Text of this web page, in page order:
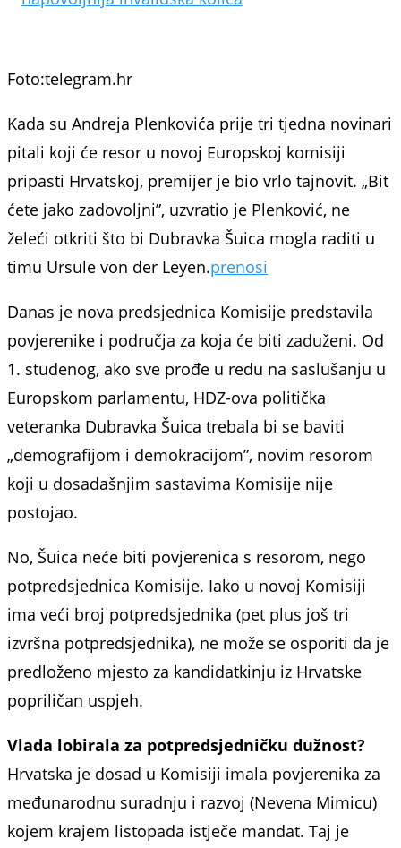
Foto:telegram.hr
Kada su Andreja Plenkovića prije tri tjedna novinari
pitali koji će resor u novoj Europskoj komisiji
pripasti Hrvatskoj, premijer je bio vrlo tajnovit. „Bit
ćete jako zadovoljni”, uzvratio je Plenković, ne
želeći otkriti što bi Dubravka Šuica mogla raditi u
timu Ursule von der Leyen.prenosi
Danas je nova predsjednica Komisije predstavila
povjerenike i područja za koja će biti zaduženi. Od
1. studenog, ako sve prođe u redu na saslušanju u
Europskom parlamentu, HDZ-ova politička
veteranka Dubravka Šuica trebala bi se baviti
„demografijom i demokracijom”, novim resorom
koji u dosadašnjim sastavima Komisije nije
postojao.
No, Šuica neće biti povjerenica s resorom, nego
potpredsjednica Komisije. Iako u novoj Komisiji
ima veći broj potpredsjednika (pet plus još tri
izvršna potpredsjednika), ne može se osporiti da je
predloženo mjesto za kandidatkinju iz Hrvatske
popriličan uspjeh.
Vlada lobirala za potpredsjedničku dužnost?
Hrvatska je dosad u Komisiji imala povjerenika za
međunarodnu suradnju i razvoj (Nevena Mimicu)
kojem krajem listopada istječe mandat. Taj je